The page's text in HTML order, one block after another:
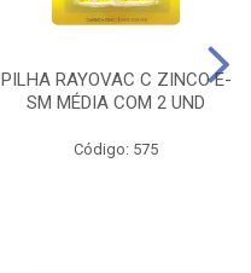
PILHA RAYOVAC C ZINCO E-
SM MÉDIA COM 2 UND
Código: 575